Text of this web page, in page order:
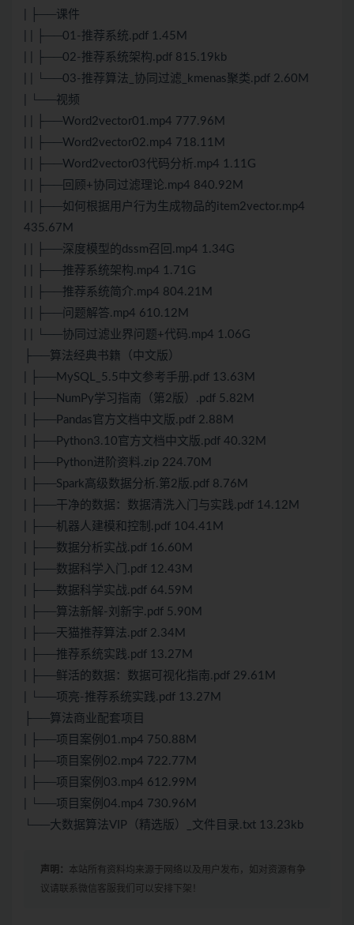
| ├──课件
| | ├──01-推荐系统.pdf 1.45M
| | ├──02-推荐系统架构.pdf 815.19kb
| | └──03-推荐算法_协同过滤_kmenas聚类.pdf 2.60M
| └──视频
| | ├──Word2vector01.mp4 777.96M
| | ├──Word2vector02.mp4 718.11M
| | ├──Word2vector03代码分析.mp4 1.11G
| | ├──回顾+协同过滤理论.mp4 840.92M
| | ├──如何根据用户行为生成物品的item2vector.mp4
435.67M
| | ├──深度模型的dssm召回.mp4 1.34G
| | ├──推荐系统架构.mp4 1.71G
| | ├──推荐系统简介.mp4 804.21M
| | ├──问题解答.mp4 610.12M
| | └──协同过滤业界问题+代码.mp4 1.06G
├──算法经典书籍（中文版）
| ├──MySQL_5.5中文参考手册.pdf 13.63M
| ├──NumPy学习指南（第2版）.pdf 5.82M
| ├──Pandas官方文档中文版.pdf 2.88M
| ├──Python3.10官方文档中文版.pdf 40.32M
| ├──Python进阶资料.zip 224.70M
| ├──Spark高级数据分析.第2版.pdf 8.76M
| ├──干净的数据：数据清洗入门与实践.pdf 14.12M
| ├──机器人建模和控制.pdf 104.41M
| ├──数据分析实战.pdf 16.60M
| ├──数据科学入门.pdf 12.43M
| ├──数据科学实战.pdf 64.59M
| ├──算法新解-刘新宇.pdf 5.90M
| ├──天猫推荐算法.pdf 2.34M
| ├──推荐系统实践.pdf 13.27M
| ├──鲜活的数据：数据可视化指南.pdf 29.61M
| └──项亮-推荐系统实践.pdf 13.27M
├──算法商业配套项目
| ├──项目案例01.mp4 750.88M
| ├──项目案例02.mp4 722.77M
| ├──项目案例03.mp4 612.99M
| └──项目案例04.mp4 730.96M
└──大数据算法VIP（精选版）_文件目录.txt 13.23kb
声明： 本站所有资料均来源于网络以及用户发布，如对资源有争
议请联系微信客服我们可以安排下架！